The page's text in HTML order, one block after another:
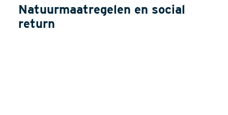
Natuurmaatregelen en social
return